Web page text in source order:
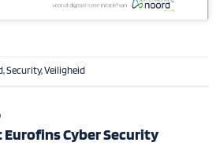
,Security,Veiligheid
Cyber Security